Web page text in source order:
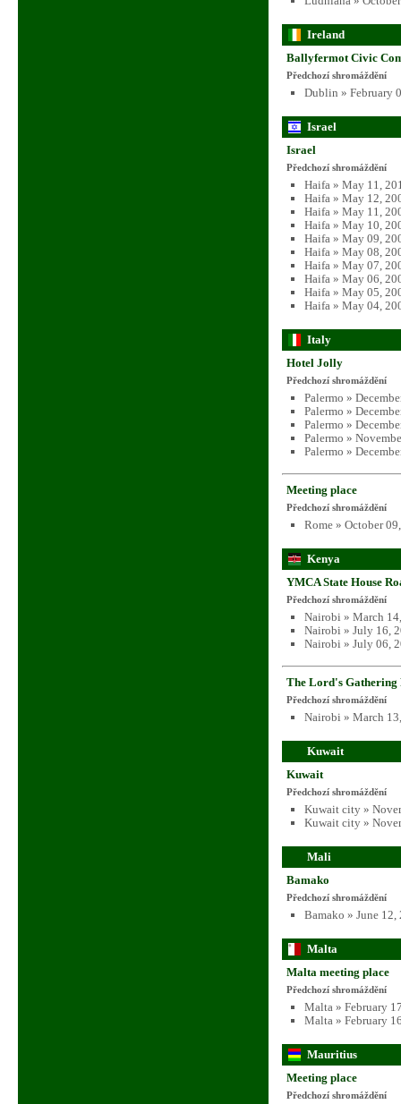
Ireland
Ballyfermot Civic
Předchozí shromáždění
Dublin » February
Israel
Israel
Předchozí shromáždění
Haifa » May 11,
Haifa » May 12,
Haifa » May 11,
Haifa » May 10,
Haifa » May 09,
Haifa » May 08,
Haifa » May 07,
Haifa » May 06,
Haifa » May 05,
Haifa » May 04,
Italy
Hotel Jolly
Předchozí shromáždění
Palermo »
Palermo »
Palermo »
Palermo »
Palermo »
Meeting place
Předchozí shromáždění
Rome » October
Kenya
YMCA State House
Předchozí shromáždění
Nairobi » March
Nairobi » July 16,
Nairobi » July 06,
The Lord's Gathering
Předchozí shromáždění
Nairobi » March
Kuwait
Kuwait
Předchozí shromáždění
Kuwait city »
Kuwait city »
Mali
Bamako
Předchozí shromáždění
Bamako » June
Malta
Malta meeting place
Předchozí shromáždění
Malta » February
Malta » February
Mauritius
Meeting place
Předchozí shromáždění